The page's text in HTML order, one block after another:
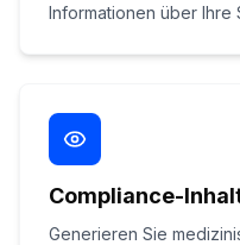
Informationen über Ihre
Compliance-
Generieren Sie